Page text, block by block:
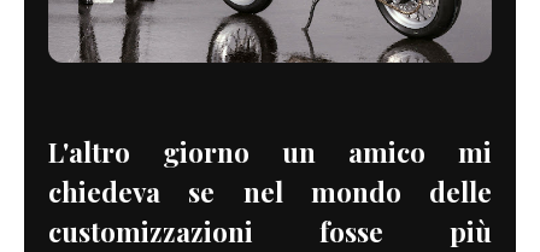
L'altro giorno un amico mi
chiedeva se nel mondo delle
customizzazioni fosse più